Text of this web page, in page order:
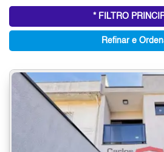
* FILTRO
Refinar e